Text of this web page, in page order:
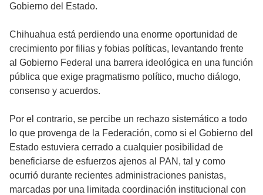
Gobierno del Estado.
Chihuahua está perdiendo una enorme oportunidad de
crecimiento por filias y fobias políticas, levantando frente
al Gobierno Federal una barrera ideológica en una función
pública que exige pragmatismo político, mucho diálogo,
consenso y acuerdos.
Por el contrario, se percibe un rechazo sistemático a todo
lo que provenga de la Federación, como si el Gobierno del
Estado estuviera cerrado a cualquier posibilidad de
beneficiarse de esfuerzos ajenos al PAN, tal y como
ocurrió durante recientes administraciones panistas,
marcadas por una limitada coordinación institucional con